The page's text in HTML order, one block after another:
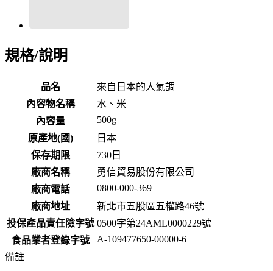
規格/說明
品名
來自日本的人氣調
內容物名稱
水、米
內容量
500g
原產地(國)
日本
保存期限
730 日
廠商名稱
勇信貿易股份有限公司
廠商電話
0800-000-369
廠商地址
新北市五股區五權路46號
投保產品責任險字號 0500字第24AML0000229號
食品業者登錄字號
A-109477650-00000-6
備註